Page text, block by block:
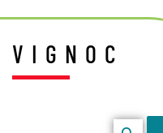
VIGNOC